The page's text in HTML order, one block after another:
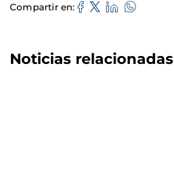
Compartir en
Noticias relacionadas